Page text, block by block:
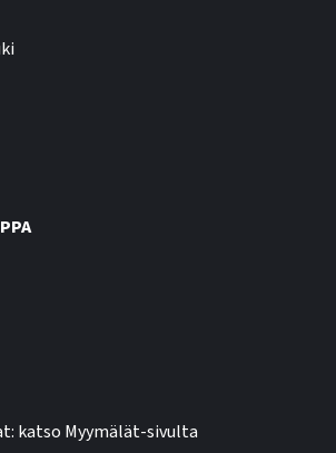
katso Myymälät-sivulta